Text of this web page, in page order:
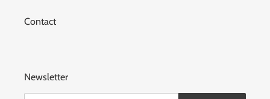
Contact
Newsletter